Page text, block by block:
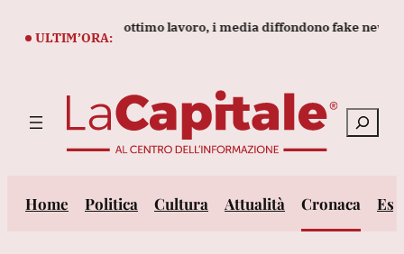
ULTIM’ORA:
sta facendo un ottimo lavoro, i media diffondono fake news'
Cerca
Home Politica Cultura Attualità Cronaca